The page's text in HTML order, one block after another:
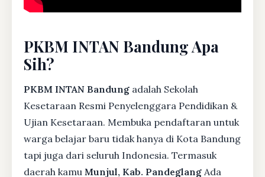
PKBM INTAN Bandung Apa
Sih?
PKBM INTAN Bandung adalah Sekolah
Kesetaraan Resmi Penyelenggara Pendidikan &
Ujian Kesetaraan. Membuka pendaftaran untuk
warga belajar baru tidak hanya di Kota Bandung
tapi juga dari seluruh Indonesia. Termasuk
daerah kamu Munjul, Kab. Pandeglang Ada